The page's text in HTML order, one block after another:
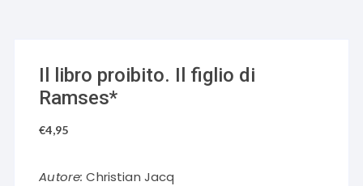
Il libro proibito. Il figlio di
Ramses*
€4,95
Autore: Christian Jacq